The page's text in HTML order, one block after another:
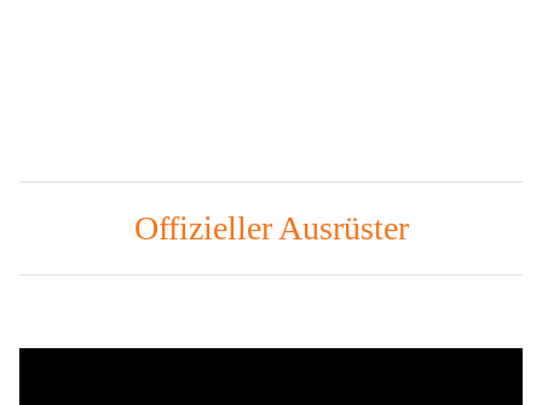
Offizieller Ausrüster